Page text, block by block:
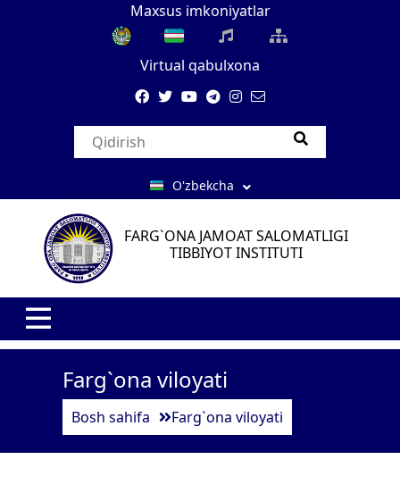
Maxsus imkoniyatlar
Virtual qabulxona
O'zbekcha
FARG`ONA JAMOAT SALOMATLIGI
TIBBIYOT INSTITUTI
Farg`ona viloyati
Bosh sahifa Farg`ona viloyati